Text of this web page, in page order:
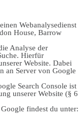
Webanalysedienst
House, Barrow
Analyse der
Hierfür
Website. Dabei
an Server von Google
Search Console ist
unserer Website (§ 6
findest du unter: